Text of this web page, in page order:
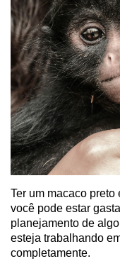
Ter um macaco
você pode estar
planejamento de
esteja trabalhando
completamente.